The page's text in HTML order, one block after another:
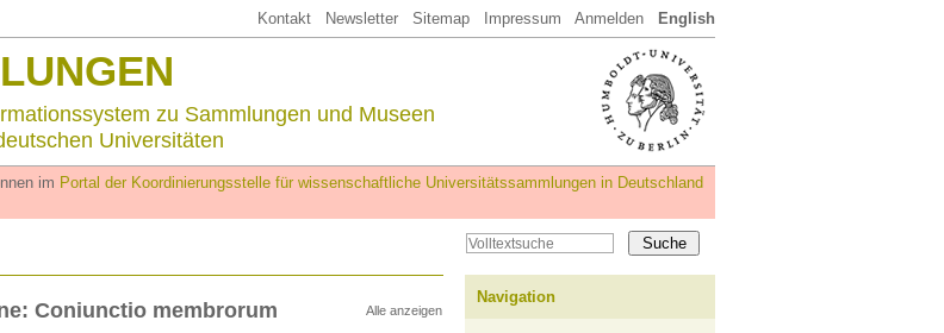
Kontakt Newsletter Sitemap Impressum Anmelden English
zu Sammlungen und Museen
Universitäten
im Portal der Koordinierungsstelle für wissenschaftliche Universitätssammlungen in Deutschland
Alle anzeigen
Coniunctio membrorum
Navigation